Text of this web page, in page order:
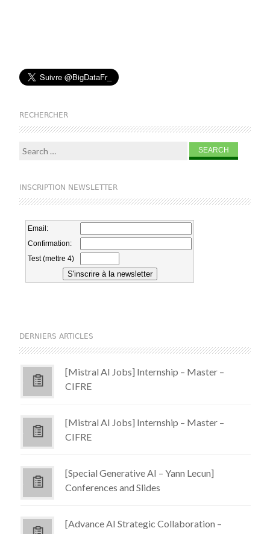
RECHERCHER
Search for:
INSCRIPTION NEWSLETTER
DERNIERS ARTICLES
[Mistral AI Jobs] Internship – Master –
CIFRE
[Mistral AI Jobs] Internship – Master –
CIFRE
[Special Generative AI – Yann Lecun]
Conferences and Slides
[Advance AI Strategic Collaboration –